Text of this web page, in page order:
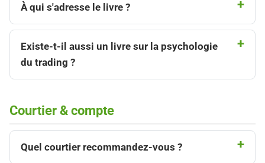
À qui s'adresse le livre ?
Existe-t-il aussi un livre sur la psychologie
du trading ?
Courtier & compte
Quel courtier recommandez-vous ?